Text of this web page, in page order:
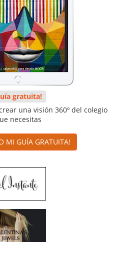
gratuita!
una visión 360º del colegio
necesitas
MI GUÍA GRATUITA!